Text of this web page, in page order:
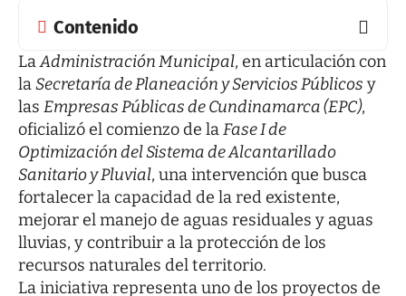
Contenido
LaAdministración Municipal, en articulación con
laSecretaría de Planeación y Servicios Públicos y
las Empresas Públicas de Cundinamarca (EPC),
oficializó el comienzo de laFase I de
Optimización del Sistema de Alcantarillado
Sanitario y Pluvial, una intervención que busca
fortalecer la capacidad de la red existente,
mejorar el manejo de aguas residuales y aguas
lluvias, y contribuir a la protección de los
recursos naturales del territorio.
La iniciativa representa uno de los proyectos de